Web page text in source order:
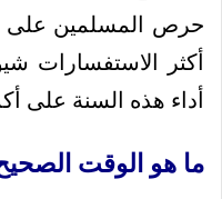
حرص المسلمين على
أكثر الاستفسارات
أداء هذه السنة على
ما هو الوقت